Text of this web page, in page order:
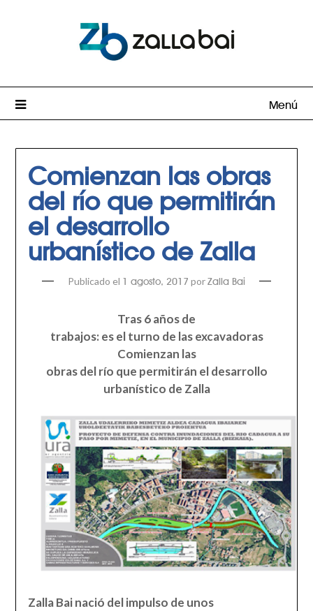
Menú
Comienzan las obras
del río que permitirán
el desarrollo
urbanístico de Zalla
Publicado el 1 agosto, 2017 por Zalla Bai
Tras 6 años de
trabajos: es el turno de las excavadoras
Comienzan las
obras del río que permitirán el desarrollo
urbanístico de Zalla
Zalla Bai nació del impulso de unos